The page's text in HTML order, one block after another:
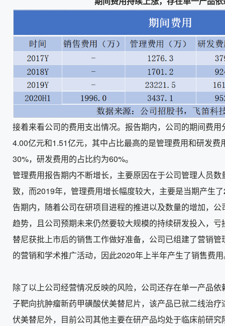
接着来看公司的费用支出情况。报告期内，公司的期间费
4.00亿元和1.51亿元，其中占比最高的是管理费用和研发费
30%，研发费用的占比约为60%。
管理费用报告期内不断增长，主要原因在于公司管理人员
致，而2019年，管理费用增长幅度较大，主要是当期产生
告期内，随着公司在研项目进程的推进以及数量的增加，
趋势，且公司预期未来仍然要较大规模的持续研发投入，
替尼获批上市后的销售工作做好准备，公司已组建了营销
的营销和学术推广活动，因此2020年上半年产生了销售费
除了以上公司经营情况反映的风险，公司还存在单一产品
子靶向抗肿瘤新药甲磺酸伏美替尼片，该产品已就二线治
伏美替尼外，目前公司其他主要在研产品均处于临床前研